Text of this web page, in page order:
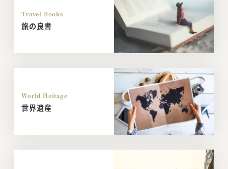
Travel Books
旅の良書
World Heitage
世界遺産